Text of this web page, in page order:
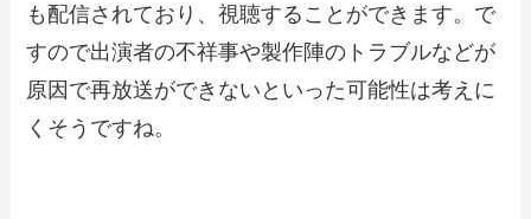
も配信されており、視聴することができます。で
すので出演者の不祥事や製作陣のトラブルなどが
原因で再放送ができないといった可能性は考えに
くそうですね。